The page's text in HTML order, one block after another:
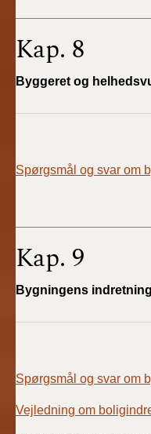
Kap. 8
Byggeret og
Spørgsmål og svar om
Kap. 9
Bygningens
Spørgsmål og svar om
Vejledning om